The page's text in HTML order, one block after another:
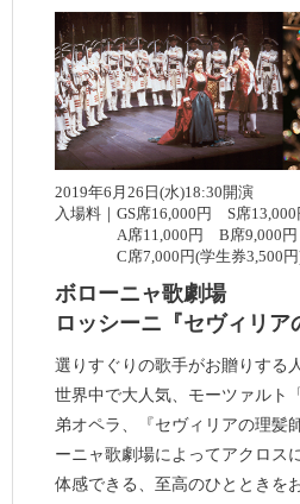
2019年6月26日(水)18:30開演
入場料｜GS席16,000円 S席13,000
A席11,000円 B席9,000円
C席7,000円(学生券3,500円
ボローニャ歌劇場
ロッシーニ『セヴィリア
選りすぐりの歌手がお贈りする
世界中で大人気、モーツァルト
弟オペラ、『セヴィリアの理髪
ーニャ歌劇場によってアクロス
体感できる、至高のひとときを